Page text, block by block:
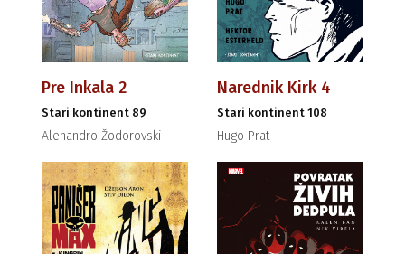
Pre Inkala 2
Stari kontinent 89
Alehandro Žodorovski
Narednik Kirk 4
Stari kontinent 108
Hugo Prat